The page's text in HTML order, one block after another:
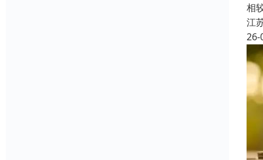
相
江
26-